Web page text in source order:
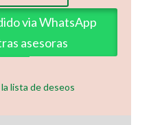
via WhatsApp
asesoras
lista de deseos